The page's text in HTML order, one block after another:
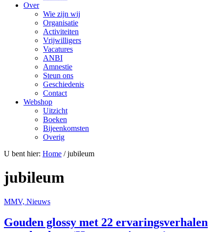
Over
Wie zijn wij
Organisatie
Activiteiten
Vrijwilligers
Vacatures
ANBI
Amnestie
Steun ons
Geschiedenis
Contact
Webshop
Uitzicht
Boeken
Bijeenkomsten
Overig
U bent hier: Home / jubileum
jubileum
MMV, Nieuws
Gouden glossy met 22 ervaringsverhalen